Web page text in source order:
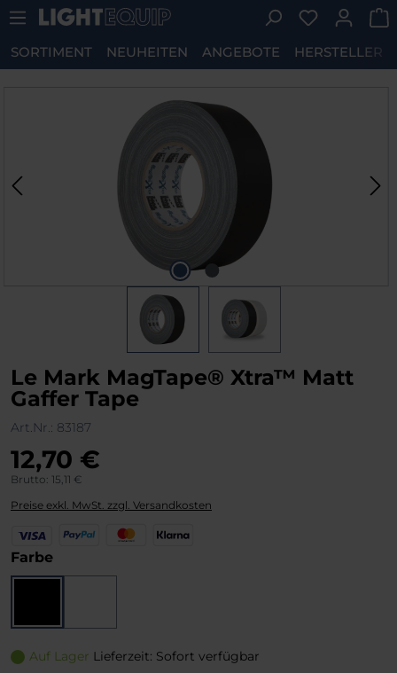
Zum Hauptinhalt springen Du hast 0
SORTIMENT NEUHEITEN ANGEBOTE HERSTELLER
Le Mark MagTape® Xtra™ Matt
Gaffer Tape
Art.Nr.: 83187
12,70 €
Brutto: 15,11 €
Preise exkl. MwSt. zzgl. Versandkosten
i
P
l
r
a
K
Farbeauswählen
Auf Lager Lieferzeit: Sofort verfügbar